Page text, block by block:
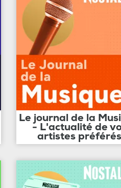
Le journal de la
- L'actualité de
artistes préférés